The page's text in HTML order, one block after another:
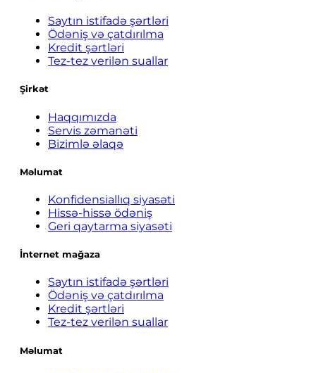
Saytın istifadə şərtləri
Ödəniş və çatdırılma
Kredit şərtləri
Tez-tez verilən suallar
Şirkət
Haqqımızda
Servis zəmanəti
Bizimlə əlaqə
Məlumat
Konfidensiallıq siyasəti
Hissə-hissə ödəniş
Geri qaytarma siyasəti
İnternet mağaza
Saytın istifadə şərtləri
Ödəniş və çatdırılma
Kredit şərtləri
Tez-tez verilən suallar
Məlumat